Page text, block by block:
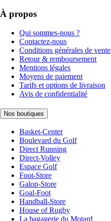
À propos
Qui sommes-nous ?
Contactez-nous
Conditions générales de vente
Retour & remboursement
Mentions légales
Moyens de paiement
Tarifs et options de livraison
Avis de confidentialité
Nos boutiques
Basket-Center
Boulevard du Golf
Direct Running
Direct-Volley
Espace Golf
Foot-Store
Galop-Store
Goal-Foot
Handball-Store
House of Rugby
La bagagerie du Motard